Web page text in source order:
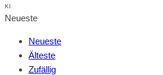
KI
Neueste
Neueste
Älteste
Zufällig